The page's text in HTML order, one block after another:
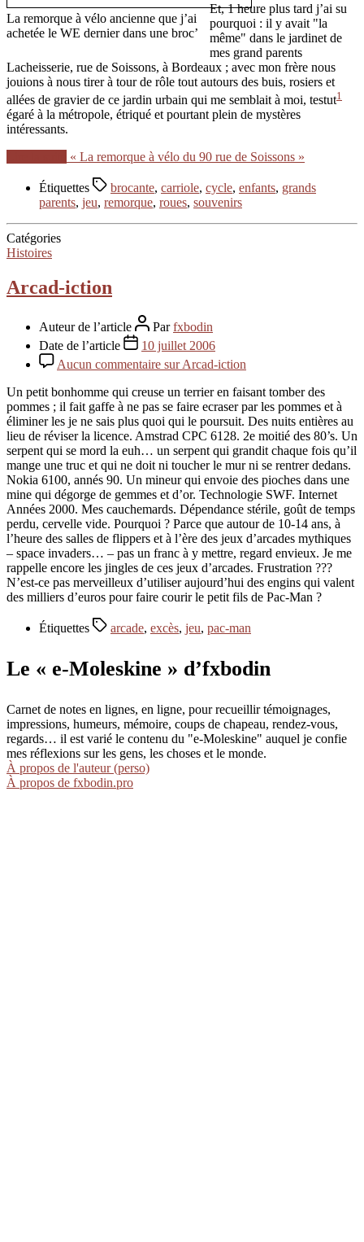
La remorque à vélo ancienne que j’ai
achetée le WE dernier dans une broc’
Et, 1 heure plus tard j’ai su
pourquoi : il y avait "la
même" dans le jardinet de
mes grand parents
Lacheisserie, rue de Soissons, à Bordeaux ; avec mon frère nous
jouions à nous tirer à tour de rôle tout autours des buis, rosiers et
allées de gravier de ce jardin urbain qui me semblait à moi, testut1
égaré à la métropole, étriqué et pourtant plein de mystères
intéressants.
« La remorque à vélo du 90 rue de Soissons »
Étiquettes brocante, carriole, cycle, enfants, grands
parents, jeu, remorque, roues, souvenirs
Catégories
Histoires
Arcad-iction
Auteur de l’article Parfxbodin
Date de l’article
10 juillet 2006
Aucun commentaire sur Arcad-iction
Un petit bonhomme qui creuse un terrier en faisant tomber des
pommes ; il fait gaffe à ne pas se faire ecraser par les pommes et à
éliminer les je ne sais plus quoi qui le poursuit. Des nuits entières au
lieu de réviser la licence. Amstrad CPC 6128. 2e moitié des 80’s. Un
serpent qui se mord la euh… un serpent qui grandit chaque fois qu’il
mange une truc et qui ne doit ni toucher le mur ni se rentrer dedans.
Nokia 6100, annés 90. Un mineur qui envoie des pioches dans une
mine qui dégorge de gemmes et d’or. Technologie SWF. Internet
Années 2000. Mes cauchemards. Dépendance stérile, goût de temps
perdu, cervelle vide. Pourquoi ? Parce que autour de 10-14 ans, à
l’heure des salles de flippers et à l’ère des jeux d’arcades mythiques
– space invaders… – pas un franc à y mettre, regard envieux. Je me
rappelle encore les jingles de ces jeux d’arcades. Frustration ???
N’est-ce pas merveilleux d’utiliser aujourd’hui des engins qui valent
des milliers d’euros pour faire courir le petit fils de Pac-Man ?
Étiquettes arcade, excès, jeu, pac-man
Le « e-Moleskine » d’fxbodin
Carnet de notes en lignes, en ligne, pour recueillir témoignages,
impressions, humeurs, mémoire, coups de chapeau, rendez-vous,
regards… il est varié le contenu du "e-Moleskine" auquel je confie
mes réflexions sur les gens, les choses et le monde.
À propos de l'auteur (perso)
À propos de fxbodin.pro